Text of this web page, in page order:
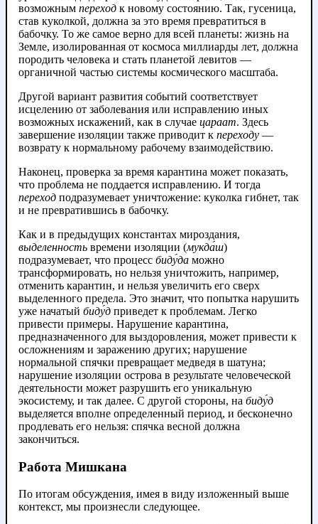
возможным переход к новому состоянию. Так, гусеница,
став куколкой, должна за это время превратиться в
бабочку. То же самое верно для всей планеты: жизнь на
Земле, изолированная от космоса миллиарды лет, должна
породить человека и стать планетой левитов —
органичной частью системы космического масштаба.
Другой вариант развития событий соответствует
исцелению от заболевания или исправлению иных
возможных искажений, как в случае цараат. Здесь
завершение изоляции также приводит к переходу —
возврату к нормальному рабочему взаимодействию.
Наконец, проверка за время карантина может показать,
что проблема не поддается исправлению. И тогда
переход подразумевает уничтожение: куколка гибнет, так
и не превратившись в бабочку.
Как и в предыдущих константах мироздания,
выделенность времени изоляции (мукда́ш)
подразумевает, что процесс биду́да можно
трансформировать, но нельзя уничтожить, например,
отменить карантин, и нельзя увеличить его сверх
выделенного предела. Это значит, что попытка нарушить
уже начатый биду́д приведет к проблемам. Легко
привести примеры. Нарушение карантина,
предназначенного для выздоровления, может привести к
осложнениям и заражению других; нарушение
нормальной спячки превращает медведя в шатуна;
нарушение изоляции острова в результате человеческой
деятельности может разрушить его уникальную
экосистему, и так далее. С другой стороны, на биду́д
выделяется вполне определенный период, и бесконечно
продлевать его нельзя: спячка весной должна
закончиться.
Работа Мишкана
По итогам обсуждения, имея в виду изложенный выше
контекст, мы произнесли следующее.